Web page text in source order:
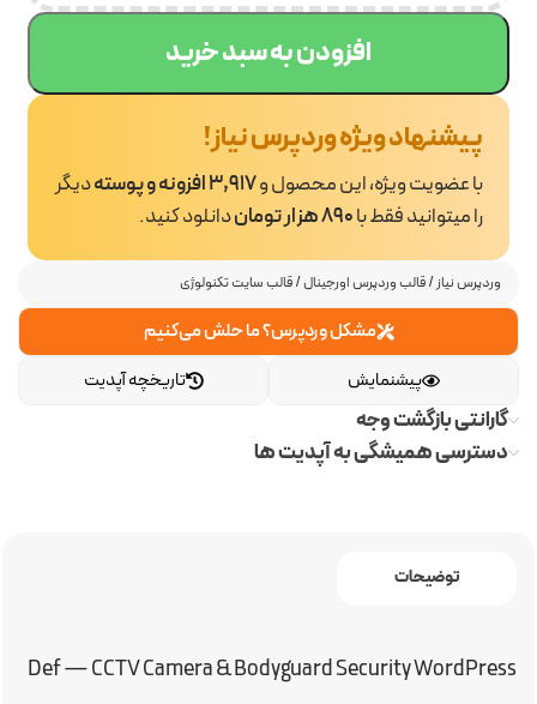
وردپرس نیاز/قالب وردپرس اورجینال/قالب سایت تکنولوژی
مشکل وردپرس؟ ما حلش می‌کنیم
تاریخچه آپدیت
پیشنمایش
گارانتی بازگشت وجه
دسترسی همیشگی به آپدیت ها
افزودن به سبد خرید
پیشنهاد ویژه وردپرس نیاز!
با عضویت ویژه، این محصول و3,917 افزونه و پوسته
دیگر
را میتوانید فقط با890 هزار تومان دانلود کنید.
توضیحات
Def — CCTV Camera & Bodyguard Security WordPress